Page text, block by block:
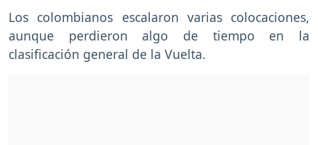
Los colombianos escalaron varias colocaciones,
aunque perdieron algo de tiempo en la
clasificación general de la Vuelta.